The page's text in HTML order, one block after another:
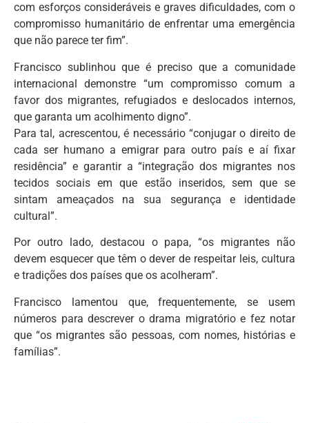
com esforços consideráveis e graves dificuldades, com o
compromisso humanitário de enfrentar uma emergência
que não parece ter fim”.
Francisco sublinhou que é preciso que a comunidade
internacional demonstre “um compromisso comum a
favor dos migrantes, refugiados e deslocados internos,
que garanta um acolhimento digno”.
Para tal, acrescentou, é necessário “conjugar o direito de
cada ser humano a emigrar para outro país e aí fixar
residência” e garantir a “integração dos migrantes nos
tecidos sociais em que estão inseridos, sem que se
sintam ameaçados na sua segurança e identidade
cultural”.
Por outro lado, destacou o papa, “os migrantes não
devem esquecer que têm o dever de respeitar leis, cultura
e tradições dos países que os acolheram”.
Francisco lamentou que, frequentemente, se usem
números para descrever o drama migratório e fez notar
que “os migrantes são pessoas, com nomes, histórias e
famílias”.